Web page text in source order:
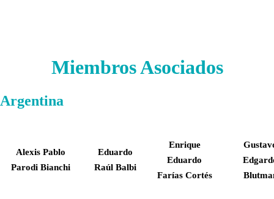
Miembros Asociados
Argentina
Alexis Pablo
Parodi Bianchi
Eduardo
Raúl Balbi
Enrique
Eduardo
Farías Cortés